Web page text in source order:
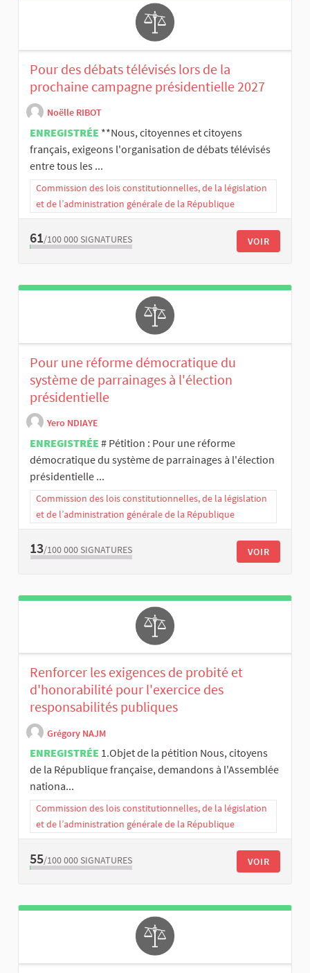
Pour des débats télévisés lors de la
prochaine campagne présidentielle 2027
Noëlle RIBOT
ENREGISTRÉE **Nous, citoyennes et citoyens
français, exigeons l'organisation de débats télévisés
entre tous les ...
Commission des lois constitutionnelles, de la législation
et de l’administration générale de la République
61/100 000 SIGNATURES VOIR
Pour une réforme démocratique du
système de parrainages à l'élection
présidentielle
Yero NDIAYE
ENREGISTRÉE # Pétition : Pour une réforme
démocratique du système de parrainages à l'élection
présidentielle ...
Commission des lois constitutionnelles, de la législation
et de l’administration générale de la République
13/100 000 SIGNATURES VOIR
Renforcer les exigences de probité et
d'honorabilité pour l'exercice des
responsabilités publiques
Grégory NAJM
ENREGISTRÉE 1.Objet de la pétition Nous, citoyens
de la République française, demandons à l'Assemblée
nationa...
Commission des lois constitutionnelles, de la législation
et de l’administration générale de la République
55/100 000 SIGNATURES VOIR